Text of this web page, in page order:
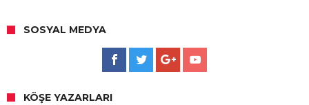
SOSYAL MEDYA
KÖŞE YAZARLARI